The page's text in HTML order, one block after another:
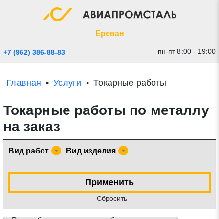
Ереван
+7 (962) 386-88-83 пн-пт 8:00 - 19:00
Главная Услуги Токарные работы
Токарные работы по металлу
на заказ
Вид работ Вид изделия
Применить
Cбросить
Экспресс заявка
Прикрепить файл (до 20 mb)
Отправить заявку